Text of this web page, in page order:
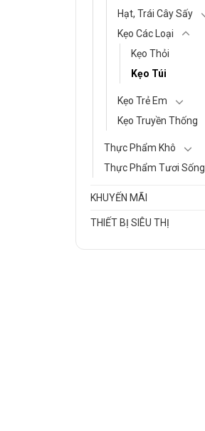
Hạt, Trái Cây Sấy
Kẹo Các Loại
Kẹo Thỏi
Kẹo Túi
Kẹo Trẻ Em
Kẹo Truyền Thống
Thực Phẩm Khô
Thực Phẩm Tươi Sống
KHUYẾN MÃI
THIẾT BỊ SIÊU THỊ